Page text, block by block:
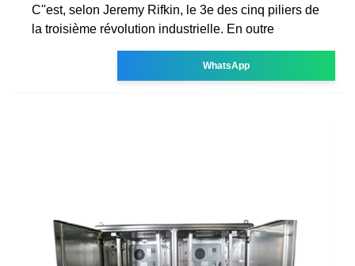
C''est, selon Jeremy Rifkin, le 3e des cinq piliers de
la troisième révolution industrielle. En outre
WhatsApp